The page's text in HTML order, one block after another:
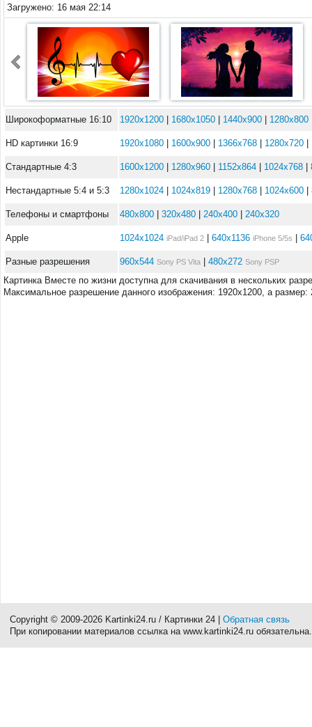
Загружено: 16 мая 22:14
Широкоформатные 16:10 1920x1200 1680x1050 1440x900 1280x800
HD картинки 16:9 1920x1080 1600x900 1366x768 1280x720
Стандартные 4:3 1600x1200 1280x960 1152x864 1024x768
Нестандартные 5:4 и 5:3 1280x1024 1024x819 1280x768 1024x600
Телефоны и смартфоны 480x800 320x480 240x400 240x320
Apple 1024x1024 iPad/iPad 2 640x1136 iPhone 5/5s
Разные разрешения 960x544 Sony PS Vita 480x272 Sony PSP
Картинка Вместе по жизни доступна для скачивания в нескольких
Максимальное разрешение данного изображения: 1920x1200, а размер:
Copyright © 2009-2026 Kartinki24.ru / Картинки 24 | Обратная связь
При копировании материалов ссылка на www.kartinki24.ru обязательна.